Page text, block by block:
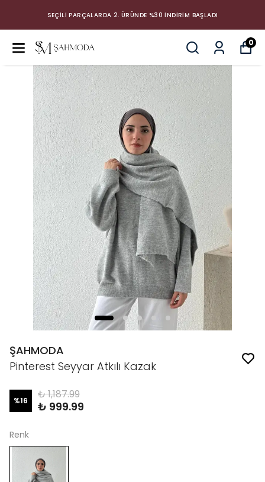
SEÇİLİ PARÇALARDA 2. ÜRÜNDE %30 İNDİRİM BAŞLADI
0
ŞAHMODA
Pinterest Seyyar Atkılı Kazak
%16 ₺ 1,187.99
₺ 999.99
Renk